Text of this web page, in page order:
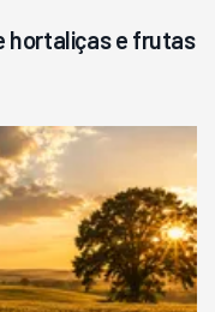
hortaliças e frutas